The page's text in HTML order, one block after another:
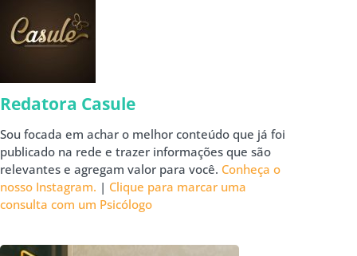
Redatora Casule
Sou focada em achar o melhor conteúdo que já foi
publicado na rede e trazer informações que são
relevantes e agregam valor para você. Conheça o
nosso Instagram. | Clique para marcar uma
consulta com um Psicólogo